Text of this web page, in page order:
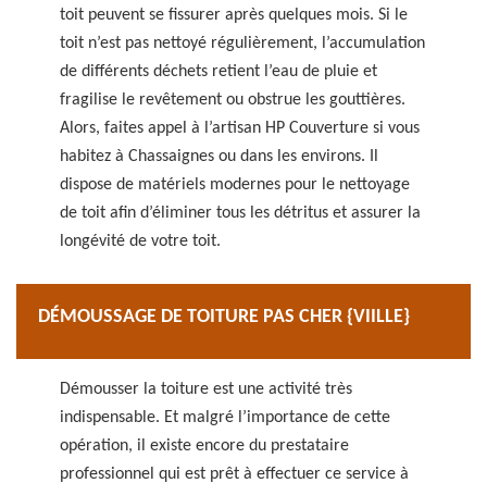
toit peuvent se fissurer après quelques mois. Si le
toit n’est pas nettoyé régulièrement, l’accumulation
de différents déchets retient l’eau de pluie et
fragilise le revêtement ou obstrue les gouttières.
Alors, faites appel à l’artisan HP Couverture si vous
habitez à Chassaignes ou dans les environs. Il
dispose de matériels modernes pour le nettoyage
de toit afin d’éliminer tous les détritus et assurer la
longévité de votre toit.
DÉMOUSSAGE DE TOITURE PAS CHER {VIILLE}
Démousser la toiture est une activité très
indispensable. Et malgré l’importance de cette
opération, il existe encore du prestataire
professionnel qui est prêt à effectuer ce service à